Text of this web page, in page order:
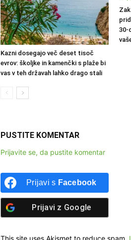
Kazni dosegajo več deset tisoč
evrov: školjke in kamenčki s plaže bi
vas v teh državah lahko drago stali
30-
PUSTITE KOMENTAR
Prijavite se, da pustite komentar
Prijavi s Facebook
Prijavi z Google
This site uses Akismet to reduce spam.